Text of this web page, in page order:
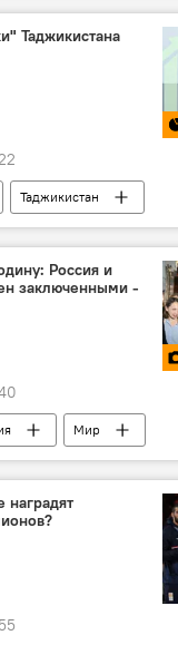
области
Таджикистана
Таджикистан
"Барки Точик"
Россия и
заключенными -
Мир
наградят